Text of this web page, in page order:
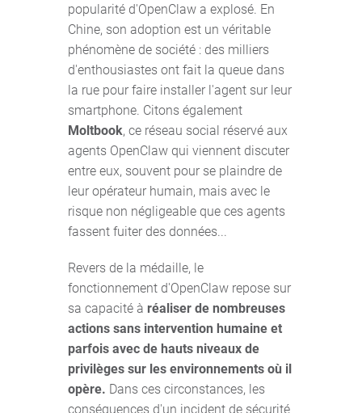
popularité d'OpenClaw a explosé. En
Chine, son adoption est un véritable
phénomène de société : des milliers
d'enthousiastes ont fait la queue dans
la rue pour faire installer l'agent sur leur
smartphone. Citons également
Moltbook, ce réseau social réservé aux
agents OpenClaw qui viennent discuter
entre eux, souvent pour se plaindre de
leur opérateur humain, mais avec le
risque non négligeable que ces agents
fassent fuiter des données...
Revers de la médaille, le
fonctionnement d'OpenClaw repose sur
sa capacité à réaliser de nombreuses
actions sans intervention humaine et
parfois avec de hauts niveaux de
privilèges sur les environnements où il
opère. Dans ces circonstances, les
conséquences d'un incident de sécurité